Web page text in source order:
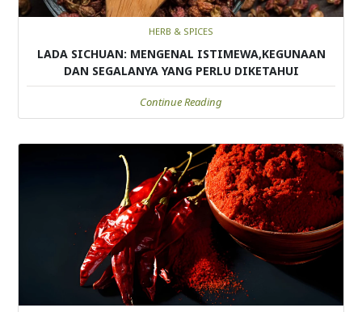
HERB & SPICES
LADA SICHUAN: MENGENAL ISTIMEWA,KEGUNAAN
DAN SEGALANYA YANG PERLU DIKETAHUI
Continue Reading